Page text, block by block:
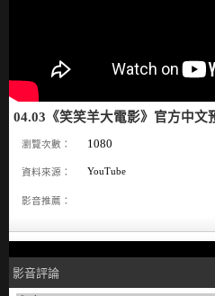
04.03《笑笑羊大電影》官方中
瀏覽次數： 1080
資料來源： YouTube
影音推薦：
影音評論